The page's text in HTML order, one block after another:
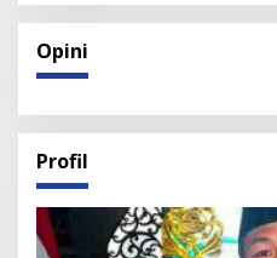
Opini
Profil